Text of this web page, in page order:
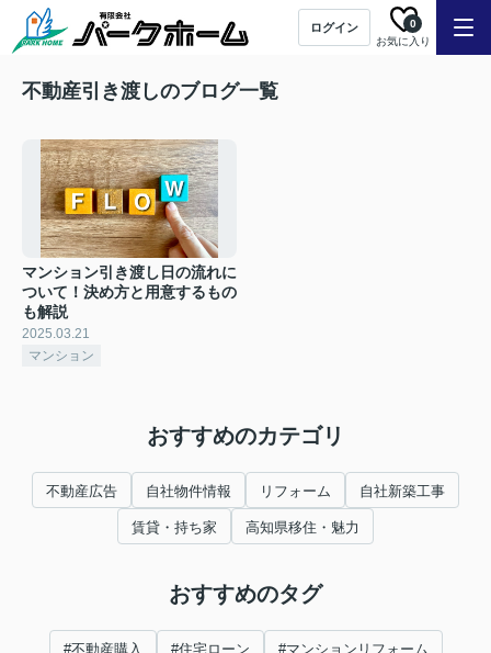
ログイン
お気に入り
0
不動産引き渡しのブログ一覧
マンション引き渡し日の流れに
ついて！決め方と用意するもの
も解説
2025.03.21
マンション
おすすめのカテゴリ
不動産広告 自社物件情報 リフォーム 自社新築工事
賃貸・持ち家 高知県移住・魅力
おすすめのタグ
#不動産購入 #住宅ローン #マンションリフォーム